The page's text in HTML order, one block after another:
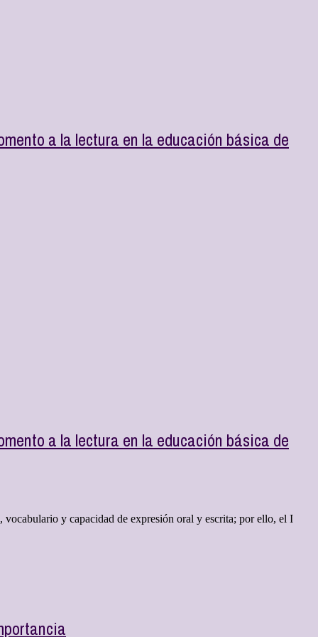
a la lectura en la educación básica de
a la lectura en la educación básica de
y capacidad de expresión oral y escrita; por ello, el I